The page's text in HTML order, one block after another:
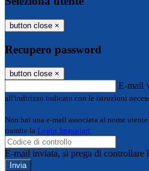
button close ×
Recupero password
button close ×
E-mail
all'indirizzo indicato con le istruzioni
Non hai una e-mail associata al nome
tramite la Login Spaggiari
E-mail inviata, si prega di controllare